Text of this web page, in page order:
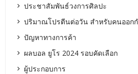
ประชาสัมพันธ์วงการศิลปะ
ปริมาณโปรตีนต่อวัน สำหรับคนออกก
ปัญหาทางการค้า
ผลบอล ยูโร 2024 รอบคัดเลือก
ผู้ประกอบการ